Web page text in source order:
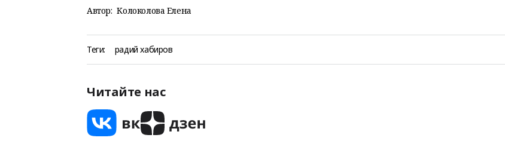
Автор: Колоколова Елена
Теги: радий хабиров
Читайте нас